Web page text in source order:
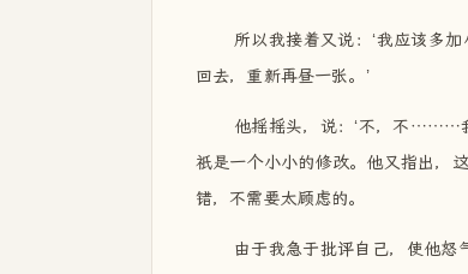
所以我接着又说：‘我应该多
回去，重新再昼一张。’
他摇摇头，说：‘不，不………
祇是一个小小的修改。他又指出，
错，不需要太顾虑的。
由于我急于批评自己，使他怒